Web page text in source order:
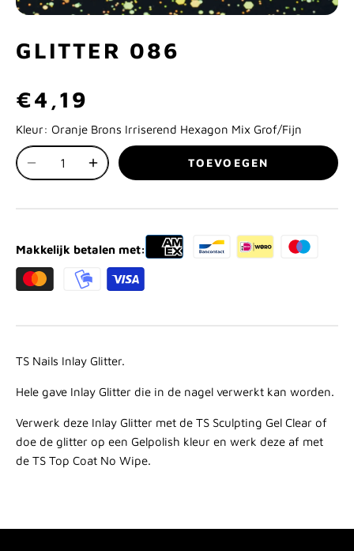
GLITTER 086
€4,19
Kleur: Oranje Brons Irriserend Hexagon Mix Grof/Fijn
TOEVOEGEN
Makkelijk betalen met:
TS Nails Inlay Glitter.
Hele gave Inlay Glitter die in de nagel verwerkt kan worden.
Verwerk deze Inlay Glitter met de TS Sculpting Gel Clear of
doe de glitter op een Gelpolish kleur en werk deze af met
de TS Top Coat No Wipe.